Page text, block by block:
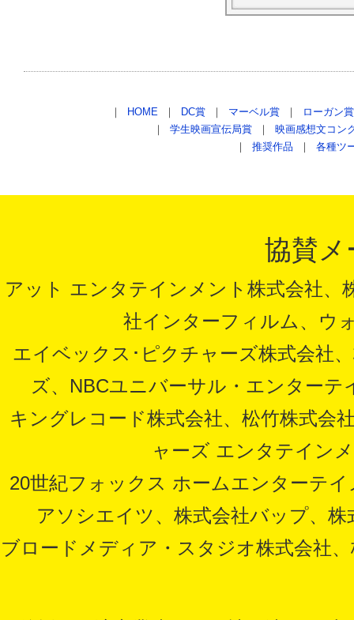
｜ HOME ｜ DC賞 ｜ マーベル賞 ｜
ローガン賞
｜
学生映画宣伝局賞 ｜
映画感想文コン
｜
推奨作品 ｜ 各種ツ
協賛メ
アット エンタテインメント株式会社、
社インターフィルム、ウ
エイベックス･ピクチャーズ株式会社
ズ、NBCユニバーサル・エンター
キングレコード株式会社、松竹株式会
ャーズ エンタテイン
20世紀フォックス ホームエンターテ
アソシエイツ、株式会社バップ、
ブロードメディア・スタジオ株式会社